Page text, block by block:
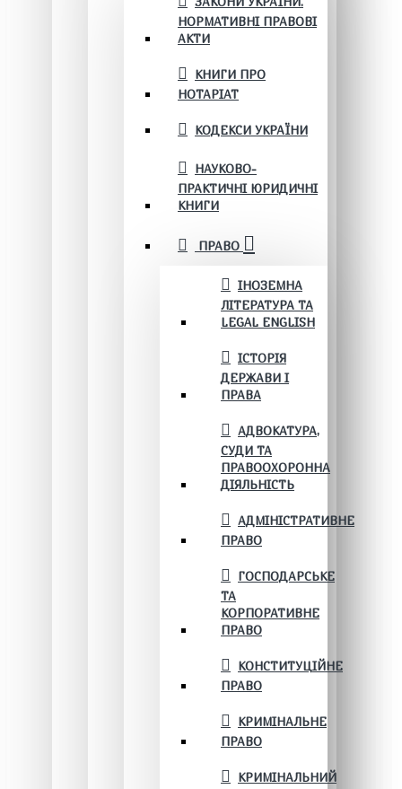
НОРМАТИВНІ ПРАВОВІ
АКТИ
КНИГИ ПРО
НОТАРІАТ
КОДЕКСИ УКРАЇНИ
НАУКОВО-
ПРАКТИЧНІ ЮРИДИЧНІ
КНИГИ
ПРАВО
ІНОЗЕМНА
ЛІТЕРАТУРА ТА
LEGAL ENGLISH
ІСТОРІЯ
ДЕРЖАВИ І
ПРАВА
АДВОКАТУРА,
СУДИ ТА
ПРАВООХОРОННА
ДІЯЛЬНІСТЬ
АДМІНІСТРАТИВНЕ
ПРАВО
ГОСПОДАРСЬКЕ
ТА
КОРПОРАТИВНЕ
ПРАВО
КОНСТИТУЦІЙНЕ
ПРАВО
КРИМІНАЛЬНЕ
ПРАВО
КРИМІНАЛЬНИЙ